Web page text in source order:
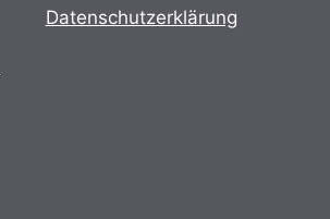
Datenschutzerklärung